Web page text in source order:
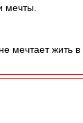
мечты.
мечтает жить в